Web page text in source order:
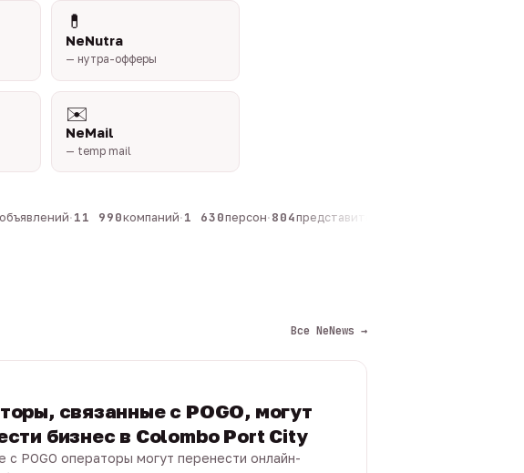
💊
NeNutra
— нутра-офферы
✉️
NeMail
— temp mail
·11 990компаний·1 630персон·804представителей
Все NeNews →
связанные с POGO, могут
бизнес в Colombo Port City
с POGO операторы могут перенести онлайн-